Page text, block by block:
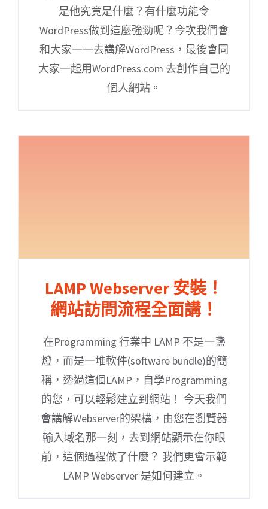
是他究竟是什麼？有什麼功能令
WordPress做到這麼強勁呢？今次我們會
和大家一一去講解WordPress，最後會同
大家一起用WordPress.com 去創作自己的
個人網站。
LAMP Webserver 安裝！
網站訪問流程全面講！
在Programming 行業中 LAMP 不是一盞
燈，而是一堆軟件(software bundle)的簡
稱，透過這個LAMP，自學Programming
的您，可以輕鬆建立到網站！ 今天我們
會講解Webserver的架構，由您在瀏覽器
輸入域名那一刻，去到網站顯示在你眼
前，這個過程做了什麼？ 我們更會示範
LAMP Webserver 是如何建立。